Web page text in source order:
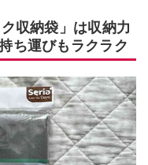
収納袋」は収納力
ち運びもラクラク